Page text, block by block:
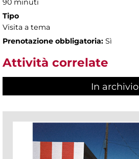
90 minuti
Tipo
Visita a tema
Prenotazione obbligatoria: Sì
Attività correlate
In archivio